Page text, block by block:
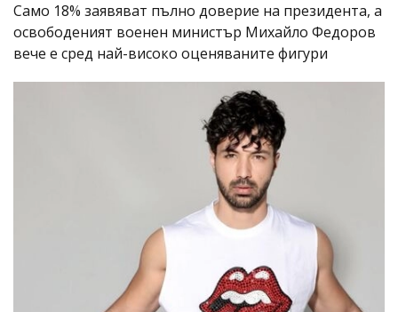
Само 18% заявяват пълно доверие на президента, а
освободеният военен министър Михайло Федоров
вече е сред най-високо оценяваните фигури